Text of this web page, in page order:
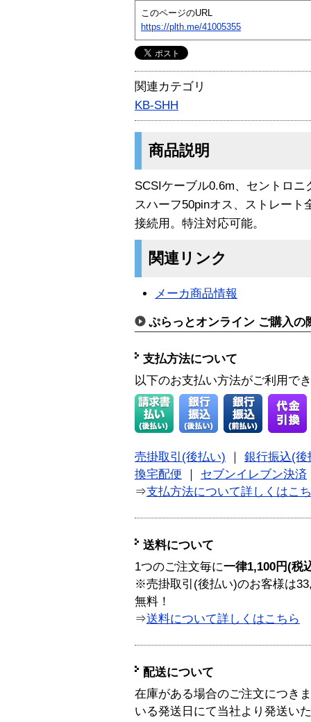
このページのURL
https://plth.me/41005355
関連カテゴリ
KB-SHH
商品説明
SCSIケーブル0.6m、セントロ
スハーフ50pinオス、ストレー
接続用。特注対応可能。
関連リンク
メーカ商品情報
ぷらっとオンライン ご購入の
支払方法について
以下のお支払い方法がご利用で
売掛取引(後払い)
銀行振込(後
換宅配便
セブンイレブン決済
⇒支払方法について詳しくはこ
送料について
1つのご注文毎に一律1,100円(税
※売掛取引(後払い)のお客様は
無料！
⇒送料について詳しくはこちら
配送について
在庫がある場合のご注文につき
いる発送日にて当社より発送い